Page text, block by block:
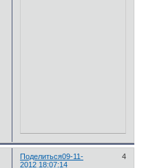
Поделиться 4
09-11-
2012 18:07:14